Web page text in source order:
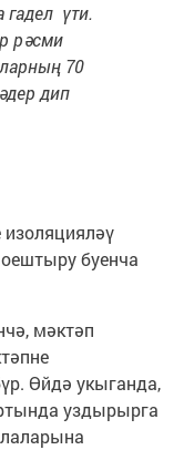
үти.
рәсми
70
дип
изоляцияләү
буенча
мәктәп
Өйдә укыганда,
уздырырга